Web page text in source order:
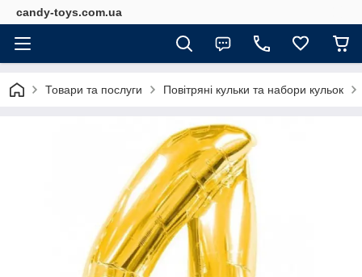
candy-toys.com.ua
Товари та послуги Повітряні кульки та набори кульок